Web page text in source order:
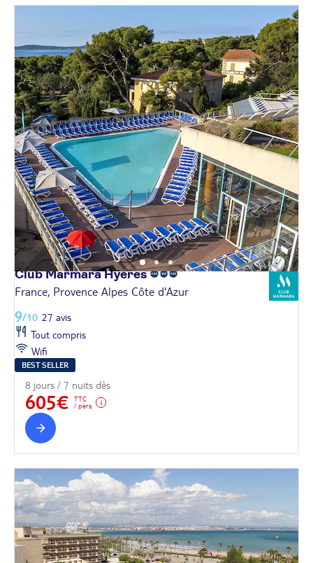
Club MarmaraHyères
France, Provence Alpes Côte d'Azur
9/10 27 avis
Tout compris
Wifi
BEST SELLER
8 jours / 7 nuits dès
605€
TTC
/ pers.